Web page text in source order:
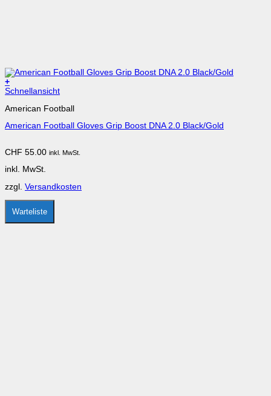
+
Dieses
weist
Varianten
Optionen
auf
Produktseite
gewählt
werden
Schnellansicht
American Football
American Football Gloves Grip Boost DNA 2.0 Black/Gold
CHF 55.00 inkl. MwSt.
inkl. MwSt.
zzgl. Versandkosten
Warteliste